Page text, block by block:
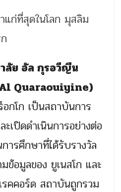
ลัย อัล กุรอวีญีน
Quaraouiyine)
อกโก เป็นสถาบันการ
เปิดดำเนินการอย่างต่อ
ารศึกษาที่ได้รับรางวัล
ข้อมูลของ ยูเนสโก และ
คคอร์ด สถาบันถูกรวม